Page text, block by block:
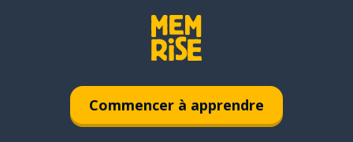
Commencer à apprendre